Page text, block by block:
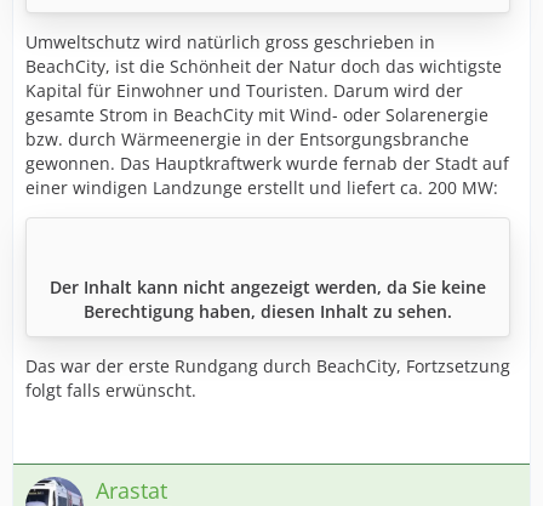
Umweltschutz wird natürlich gross geschrieben in
BeachCity, ist die Schönheit der Natur doch das wichtigste
Kapital für Einwohner und Touristen. Darum wird der
gesamte Strom in BeachCity mit Wind- oder Solarenergie
bzw. durch Wärmeenergie in der Entsorgungsbranche
gewonnen. Das Hauptkraftwerk wurde fernab der Stadt auf
einer windigen Landzunge erstellt und liefert ca. 200 MW:
Der Inhalt kann nicht angezeigt werden, da Sie keine
Berechtigung haben, diesen Inhalt zu sehen.
Das war der erste Rundgang durch BeachCity, Fortzsetzung
folgt falls erwünscht.
Arastat